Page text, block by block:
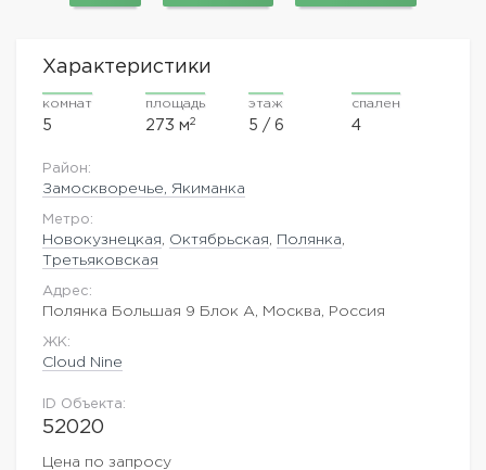
Характеристики
комнат
5
площадь
273 м2
этаж
5 / 6
спален
4
Район:
Замоскворечье, Якиманка
Метро:
Новокузнецкая Октябрьская Полянка
Третьяковская
Адрес:
Полянка Большая 9 Блок А, Москва, Россия
ЖK:
Cloud Nine
ID Объекта:
52020
Цена по запросу